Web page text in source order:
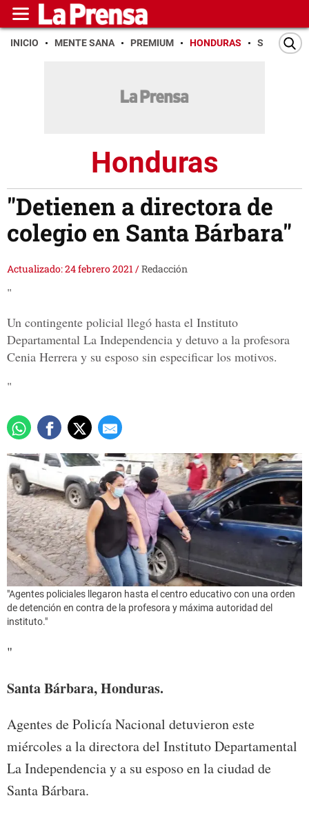
INICIO MENTE SANA PREMIUM HONDURAS SAN PEDRO
Honduras
"Detienen a directora de
colegio en Santa Bárbara"
Actualizado: 24 febrero 2021/Redacción
"
Un contingente policial llegó hasta el Instituto
Departamental La Independencia y detuvo a la profesora
Cenia Herrera y su esposo sin especificar los motivos.
"
"Agentes policiales llegaron hasta el centro educativo con una orden
de detención en contra de la profesora y máxima autoridad del
instituto."
"
Santa Bárbara, Honduras.
Agentes de Policía Nacional detuvieron este
miércoles a la directora del Instituto Departamental
La Independencia y a su esposo en la ciudad de
Santa Bárbara.